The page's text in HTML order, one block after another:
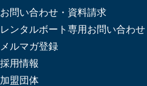
お問い合わせ・資料請求
レンタルボート専用お問い合わせ
メルマガ登録
採用情報
加盟団体